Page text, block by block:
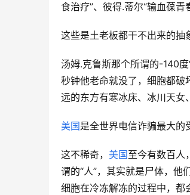
食治疗”、彼得.蒂尔“输血葆青
这些是土老板都干不出来的抽
汤姆.克鲁斯那个所谓的-140
秒钟他老命就没了，细胞都
远的东方有寒冰床、冰川天女
美国是全世界电信诈骗最大的
这不稀奇， 美国至今有数百人
谓的“人”，其实就是尸体，
细胞在冷冻解冻的过程中，